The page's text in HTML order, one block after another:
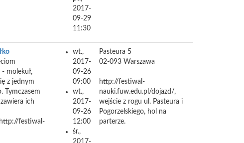
2017-
09-29
11:30
molekuł,
z jednym
Tymczasem
ich
http://festiwal-
wt.,
2017-
09-26
09:00
wt.,
2017-
09-26
12:00
śr.,
2017-
Pasteura 5
02-093 Warszawa
http://festiwal-
nauki.fuw.edu.pl/dojazd/,
wejście z rogu ul. Pasteura i
Pogorzelskiego, hol na
parterze.